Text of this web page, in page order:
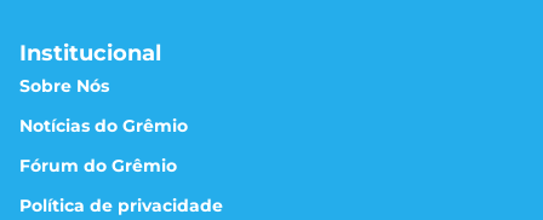
Institucional
Sobre Nós
Notícias do Grêmio
Fórum do Grêmio
Política de privacidade